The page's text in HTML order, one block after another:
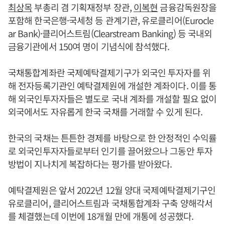
최상목부총리 겸 기획재정부 장관,이복현 금융감독원장을
포함해 한국은행·국세청 등 관계기관, 유로클리어(Eurocle
ar Bank)·클리어스트림(Clearstream Banking) 등 국내외
금융기관에서 150여 명이 기념식에 참석했다.
국채통합계좌란 국제예탁결제기구가 외국인 투자자를 위
해 전자등록기관인 예탁결제원에 개설한 계좌이다. 이를 통
해 외국인투자자들은 별도로 국내 계좌를 개설할 필요 없이
외국에서도 자유롭게 한국 국채를 거래할 수 있게 된다.
한국의 국채는 튼튼한 경제를 바탕으로 한 안정적인 수익률
로 외국인투자자들로부터 인기를 끌어왔으나 그동안 투자
방법이 지나치게 복잡하다는 평가를 받아왔다.
예탁결제원은 앞서 2022년 12월 양대 국제예탁결제기구인
유로클리어, 클리어스트림과 국채통합계좌 구축 양해각서
를 체결했는데 이번에 18개월 만에 개통에 성공했다.